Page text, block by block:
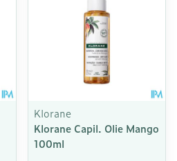
Klorane
Klorane Capil. Olie Mango
100ml